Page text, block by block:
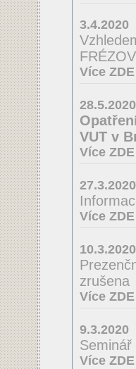
3.4.2020
Více ZDE
28.5.2020
VUT v
Více ZDE
27.3.2020
Více ZDE
10.3.2020
zrušena
Více ZDE
9.3.2020
Seminář
Více ZDE